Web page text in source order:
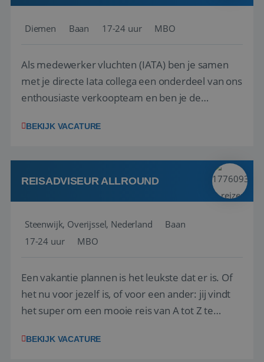
Diemen Baan 17-24 uur MBO
Als medewerker vluchten (IATA) ben je samen
met je directe Iata collega een onderdeel van ons
enthousiaste verkoopteam en ben je de
en tarieven waar je collega’s niet uitkomen.
kwaliteitsbewaking van alles wat met IATA te m...
BEKIJK VACATURE
REISADVISEUR ALLROUND
Steenwijk, Overijssel, Nederland
Baan
17-24 uur
MBO
Een vakantie plannen is het leukste dat er is. Of
het nu voor jezelf is, of voor een ander: jij vindt
het super om een mooie reis van A tot Z te
vakantiegangers de meest prachtige plekjes op
BEKIJK VACATURE